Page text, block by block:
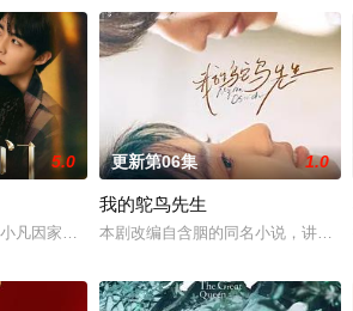
5.0
凡因家庭欠债，被迫替贝家大小姐掩盖未婚先孕
更新第06集 1.0
我的鸵鸟先生
本剧改编自含胭的同名小说，讲述